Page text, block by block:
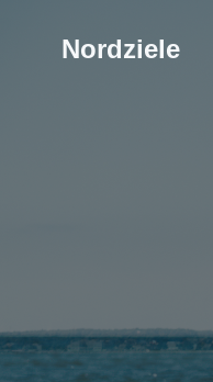
Nordziele